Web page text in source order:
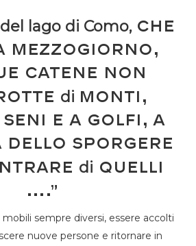
lago di Como, che
mezzogiorno,
catene non
di monti,
e a golfi, a
dello sporgere
di quelli
….”
sempre diversi, essere accolti
nuove persone e ritornare in